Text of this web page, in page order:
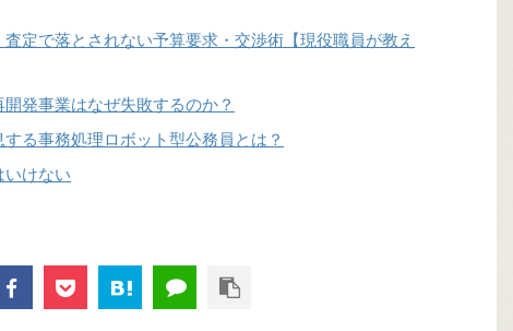
査定で落とされない予算要求・交渉術【現役職員が教え
発事業はなぜ失敗するのか？
する事務処理ロボット型公務員とは？
けない